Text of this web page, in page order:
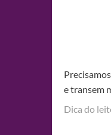
e transem
Dica do